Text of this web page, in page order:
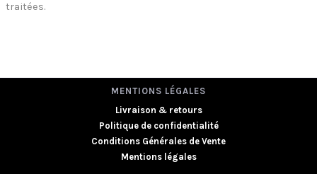
traitées.
MENTIONS LÉGALES
Livraison & retours
Politique de confidentialité
Conditions Générales de Vente
Mentions légales